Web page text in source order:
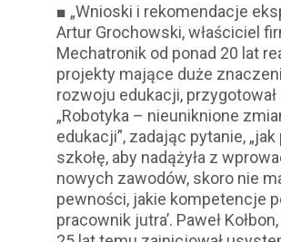
■ „Wnioski i rekomendacje
Artur Grochowski, właściciel
Mechatronik od ponad 20 lat
projekty mające duże
rozwoju edukacji, przygotował
„Robotyka – nieuniknione
edukacji”, zadając pytanie,
szkołę, aby nadążyła z
nowych zawodów, skoro nie
pewności, jakie kompetencje
pracownik jutra’. Paweł